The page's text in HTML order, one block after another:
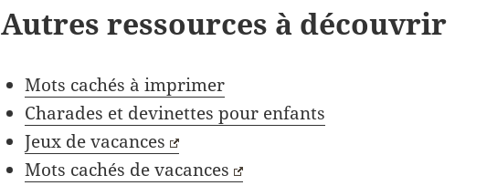
Autres ressources à découvrir
Mots cachés à imprimer
Charades et devinettes pour enfants
Jeux de vacances
Mots cachés de vacances